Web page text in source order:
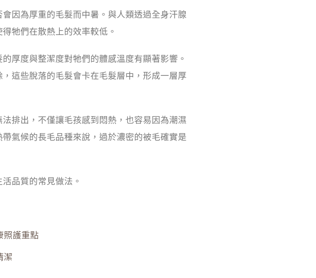
因為厚重的毛髮而中暑。與人類透過全身汗腺
牠們在散熱上的效率較低。
厚度與整潔度對牠們的體感溫度有顯著影響。
這些脫落的毛髮會卡在毛髮層中，形成一層厚
排出，不僅讓毛孩感到悶熱，也容易因為潮濕
氣候的長毛品種來說，過於濃密的被毛確實是
品質的常見做法。
照護重點
潔